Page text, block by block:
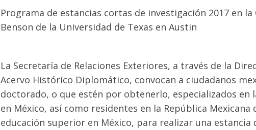
Programa de estancias cortas de investigación 2017 en
Benson de la Universidad de Texas en Austin
La Secretaría de Relaciones Exteriores, a través de la
Acervo Histórico Diplomático, convocan a ciudadanos
doctorado, o que estén por obtenerlo, especializados
en México, así como residentes en la República
educación superior en México, para realizar una estancia